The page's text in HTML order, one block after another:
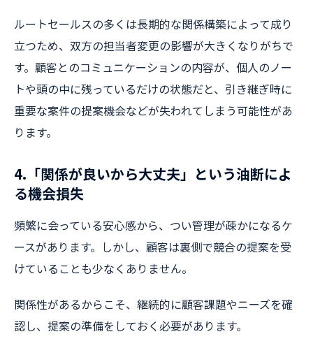
ルートセールスの多くは長期的な関係構築によって成り
立つため、双方の担当者変更の影響が大きくなりがちで
す。顧客とのコミュニケーションの内容が、個人のノー
トや頭の中に残っているだけの状態だと、引き継ぎ時に
重要な案件の提案機会などが失われてしまう可能性があ
ります。
4.「関係が良いから大丈夫」という油断によ
る機会損失
頻繁に会っている安心感から、つい管理が疎かになるケ
ースがあります。しかし、顧客は裏側で競合の提案を受
けていることも少なくありません。
関係性があるからこそ、継続的に顧客課題やニーズを確
認し、提案の準備をしておく必要があります。